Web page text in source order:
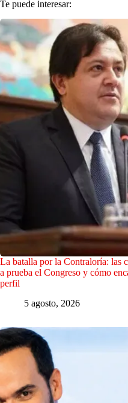
Te puede interesar:
La batalla por la Contraloría: las
a prueba el Congreso y cómo
perfil
5 agosto, 2026